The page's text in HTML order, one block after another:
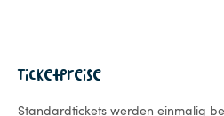
Ticketpreise
Standardtickets werden einmalig